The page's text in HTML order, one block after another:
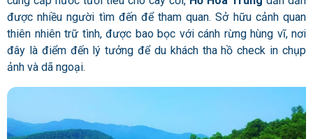
được nhiều người tìm đến để tham quan. Sở hữu cảnh quan
thiên nhiên trữ tình, được bao bọc với cánh rừng hùng vĩ, nơi
đây là điểm đến lý tưởng để du khách tha hồ check in chụp
ảnh và dã ngoại.